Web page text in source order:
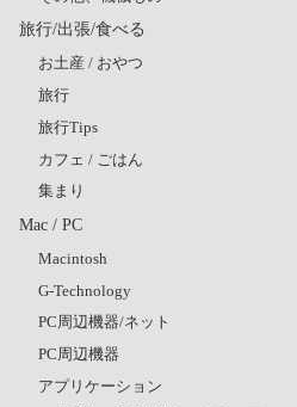
旅行/出張/食べる
お土産 / おやつ
旅行
旅行Tips
カフェ / ごはん
集まり
Mac / PC
Macintosh
G-Technology
PC周辺機器/ネット
PC周辺機器
アプリケーション